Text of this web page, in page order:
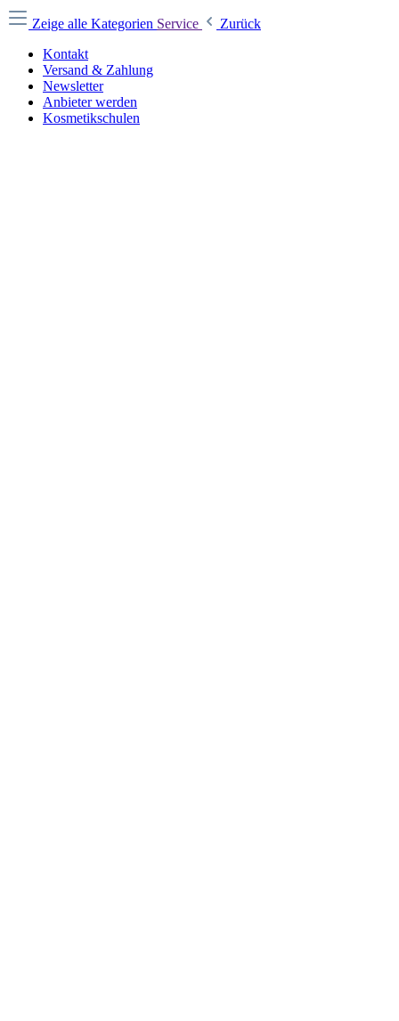
Zeige alle Kategorien Service
Zurück
Kontakt
Versand & Zahlung
Newsletter
Anbieter werden
Kosmetikschulen